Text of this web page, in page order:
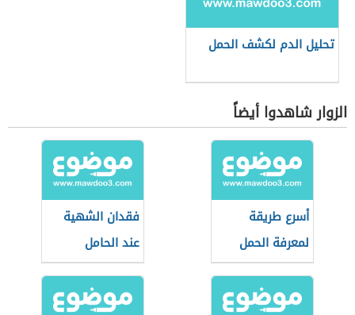
تحليل الدم لكشف الحمل
الزوار شاهدوا أيضاً
أسرع طريقة
لمعرفة الحمل
فقدان الشهية
عند الحامل